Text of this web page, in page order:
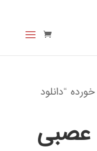
“دانلود
عصبی